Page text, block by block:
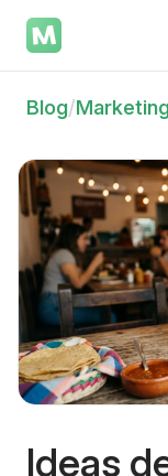
Blog/
Ideas